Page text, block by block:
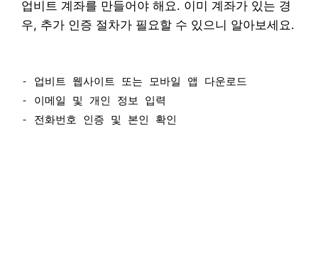
업비트 계좌를 만들어야 해요. 이미 계좌가 있는 경
우, 추가 인증 절차가 필요할 수 있으니 알아보세요.
- 업비트 웹사이트 또는 모바일 앱 다운로드
- 이메일 및 개인 정보 입력
- 전화번호 인증 및 본인 확인